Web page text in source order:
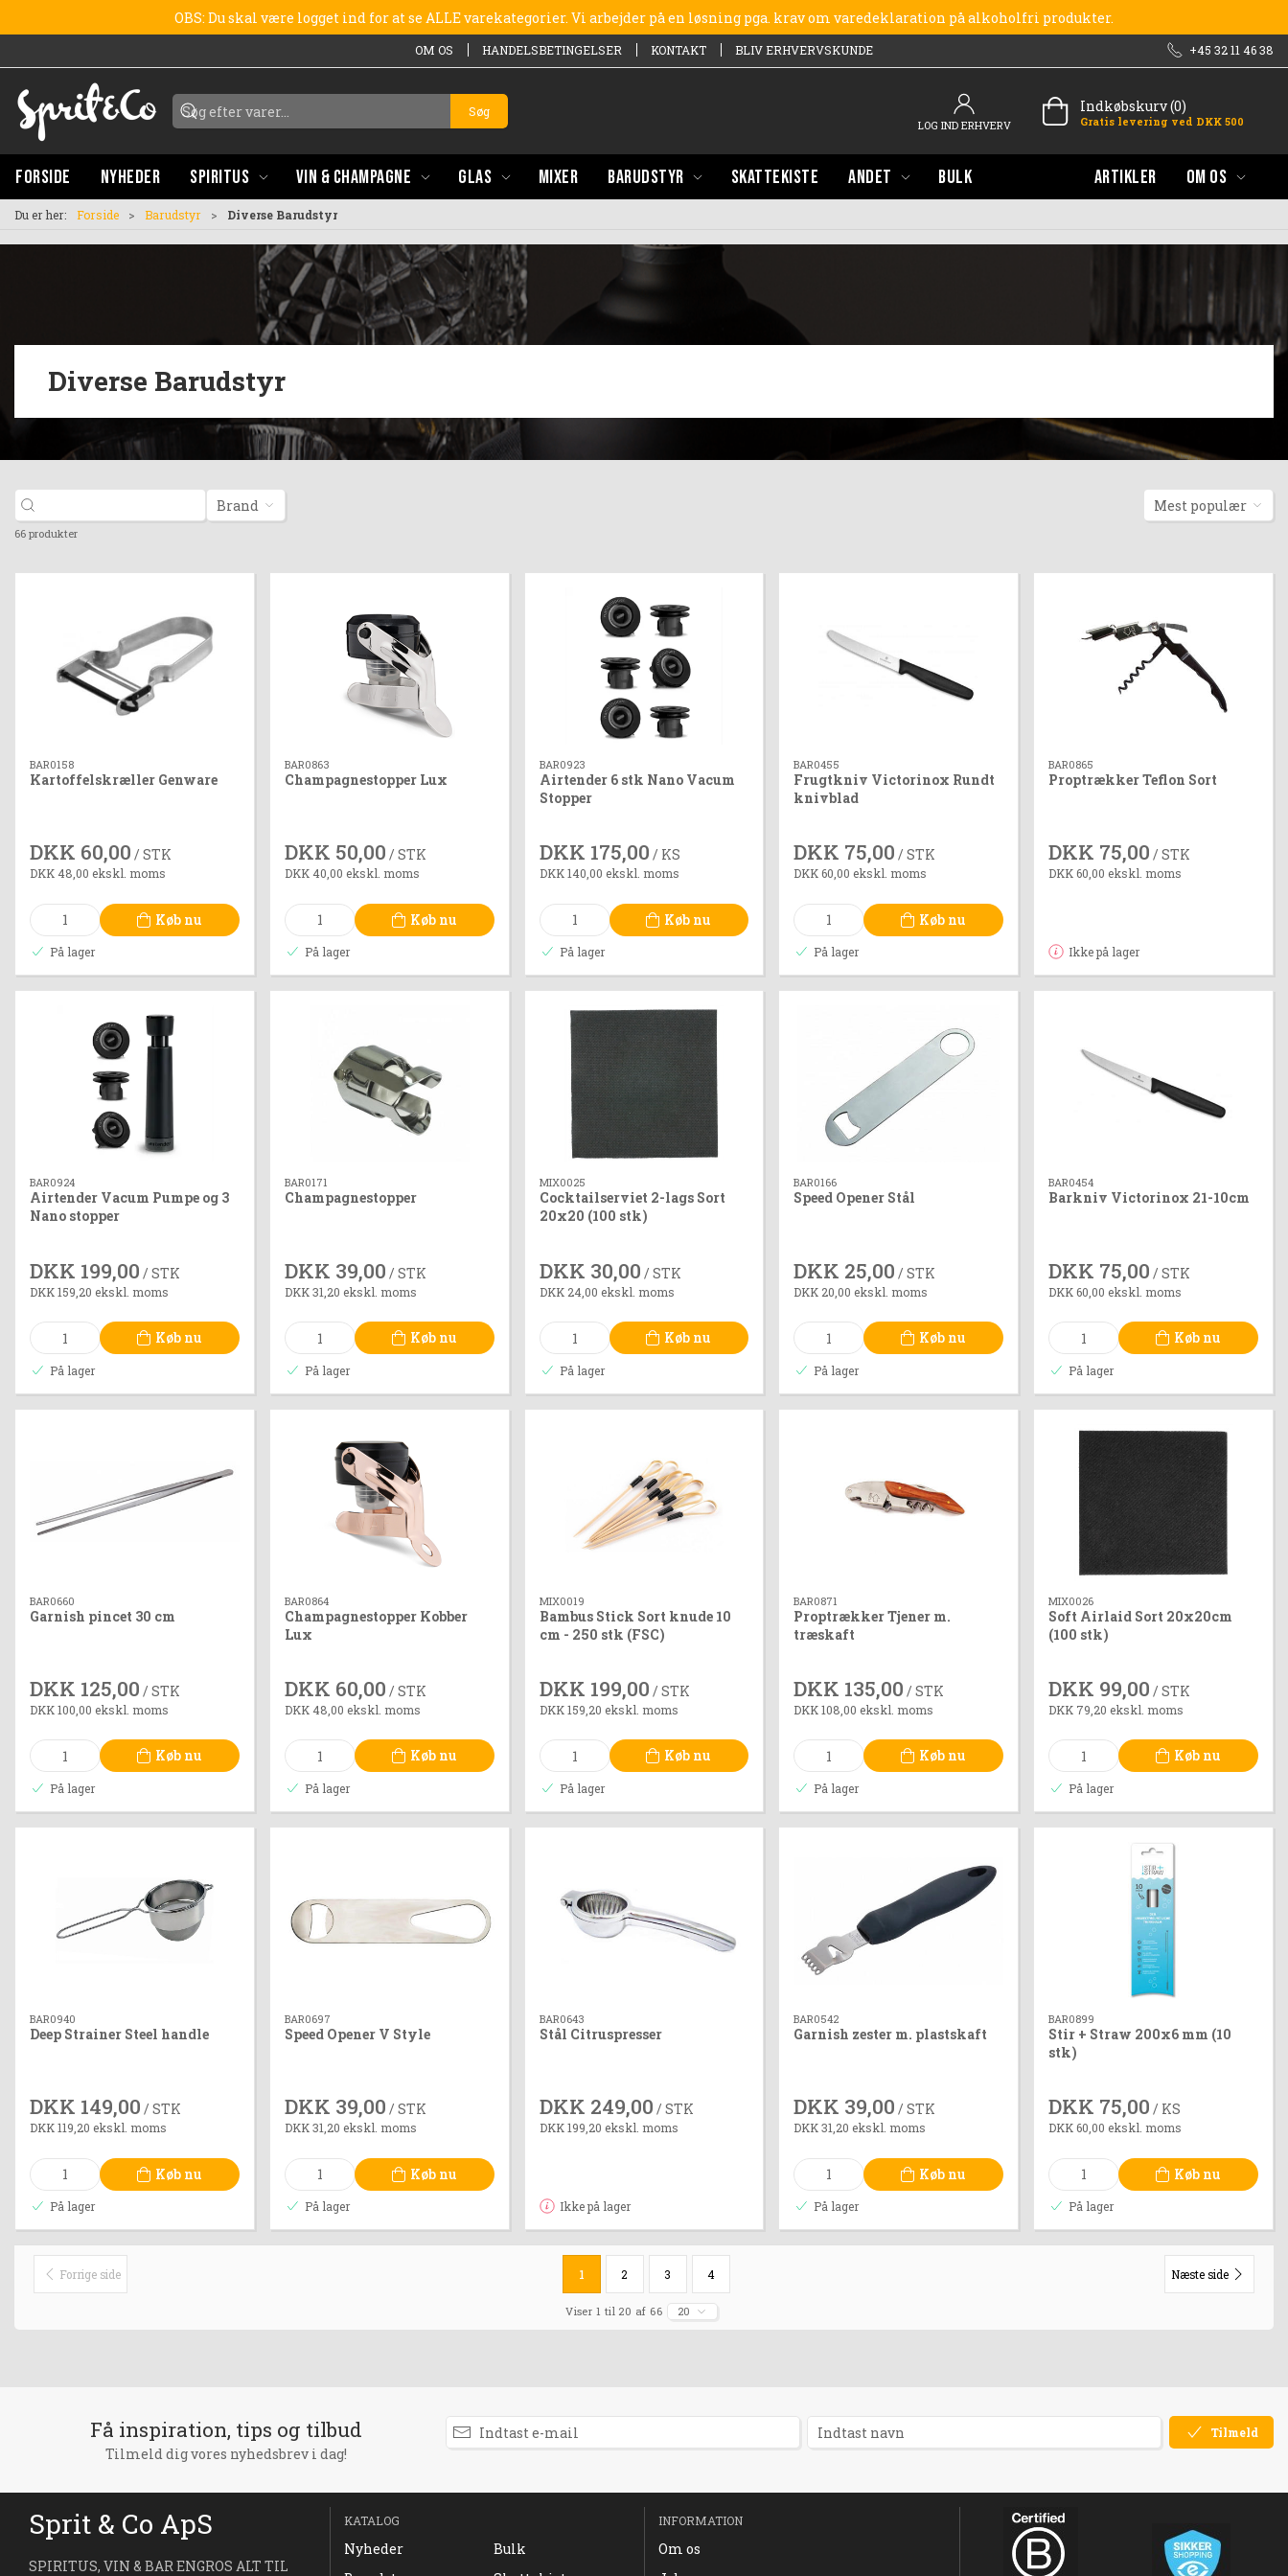
OBS: Du skal være logget ind for at se ALLE varekategorier. Vi arbejder på en løsning pga. krav om varedeklaration på alkoholfri produkter.
OM OS HANDELSBETINGELSER KONTAKT BLIV ERHVERVSKUNDE +45 32 11 46 38
Søg
LOG IND ERHVERV
Indkøbskurv (0)
Gratis levering ved DKK 500
FORSIDE NYHEDER SPIRITUS VIN & CHAMPAGNE GLAS MIXER BARUDSTYR SKATTEKISTE ANDET BULK ARTIKLER OM OS
Du er her: Forside Barudstyr Diverse Barudstyr
Diverse Barudstyr
Brand Mest populær
66 produkter
BAR0158
Kartoffelskræller Genware
DKK 60,00 / STK
DKK 48,00 ekskl. moms
Køb nu
På lager
BAR0863
Champagnestopper Lux
DKK 50,00 / STK
DKK 40,00 ekskl. moms
Køb nu
På lager
BAR0923
Airtender 6 stk Nano Vacum
Stopper
DKK 175,00 / KS
DKK 140,00 ekskl. moms
Køb nu
På lager
BAR0455
Frugtkniv Victorinox Rundt
knivblad
DKK 75,00 / STK
DKK 60,00 ekskl. moms
Køb nu
På lager
BAR0865
Proptrækker Teflon Sort
DKK 75,00 / STK
DKK 60,00 ekskl. moms
Ikke på lager
BAR0924
Airtender Vacum Pumpe og 3
Nano stopper
DKK 199,00 / STK
DKK 159,20 ekskl. moms
Køb nu
På lager
BAR0171
Champagnestopper
DKK 39,00 / STK
DKK 31,20 ekskl. moms
Køb nu
På lager
MIX0025
Cocktailserviet 2-lags Sort
20x20 (100 stk)
DKK 30,00 / STK
DKK 24,00 ekskl. moms
Køb nu
På lager
BAR0166
Speed Opener Stål
DKK 25,00 / STK
DKK 20,00 ekskl. moms
Køb nu
På lager
BAR0454
Barkniv Victorinox 21-10cm
DKK 75,00 / STK
DKK 60,00 ekskl. moms
Køb nu
På lager
BAR0660
Garnish pincet 30 cm
DKK 125,00 / STK
DKK 100,00 ekskl. moms
Køb nu
På lager
BAR0864
Champagnestopper Kobber
Lux
DKK 60,00 / STK
DKK 48,00 ekskl. moms
Køb nu
På lager
MIX0019
Bambus Stick Sort knude 10
cm - 250 stk (FSC)
DKK 199,00 / STK
DKK 159,20 ekskl. moms
Køb nu
På lager
BAR0871
Proptrækker Tjener m.
træskaft
DKK 135,00 / STK
DKK 108,00 ekskl. moms
Køb nu
På lager
MIX0026
Soft Airlaid Sort 20x20cm
(100 stk)
DKK 99,00 / STK
DKK 79,20 ekskl. moms
Køb nu
På lager
BAR0940
Deep Strainer Steel handle
DKK 149,00 / STK
DKK 119,20 ekskl. moms
Køb nu
På lager
BAR0697
Speed Opener V Style
DKK 39,00 / STK
DKK 31,20 ekskl. moms
Køb nu
På lager
BAR0643
Stål Citruspresser
DKK 249,00 / STK
DKK 199,20 ekskl. moms
Ikke på lager
BAR0542
Garnish zester m. plastskaft
DKK 39,00 / STK
DKK 31,20 ekskl. moms
Køb nu
På lager
BAR0899
Stir + Straw 200x6 mm (10
stk)
DKK 75,00 / KS
DKK 60,00 ekskl. moms
Køb nu
På lager
Forrige side 1 2 3 4 Næste side
Viser 1 til 20 af 66 20
Få inspiration, tips og tilbud
Tilmeld dig vores nyhedsbrev i dag!
Tilmeld
Sprit & Co ApS
SPIRITUS, VIN & BAR ENGROS ALT TIL
KATALOG
Nyheder
Bulk
INFORMATION
Om os